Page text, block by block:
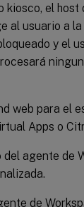
kiosco, el host
al usuario a
y el
web para el
Apps o
del agente de
de